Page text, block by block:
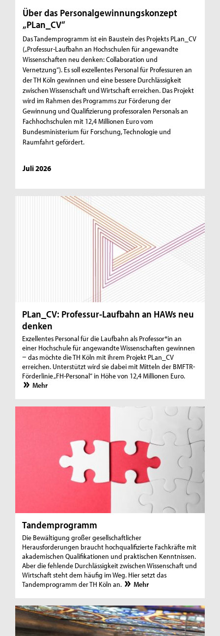
Über das Personalgewinnungskonzept
„PLan_CV“
Das Tandemprogramm ist ein Baustein des Projekts PLan_CV
(„Professur-Laufbahn an Hochschulen für angewandte
Wissenschaften neu denken: Collaboration und
Vernetzung“). Es soll exzellentes Personal für Professuren an
der TH Köln gewinnen und eine bessere Durchlässigkeit
zwischen Wissenschaft und Wirtschaft erreichen. Das Projekt
wird im Rahmen des Programms zur Förderung der
Gewinnung und Qualifizierung professoralen Personals an
Fachhochschulen mit 12,4 Millionen Euro vom
Bundesministerium für Forschung, Technologie und
Raumfahrt gefördert.
Juli 2026
PLan_CV: Professur-Laufbahn an HAWs neu
denken
Exzellentes Personal für die Laufbahn als Professor*in an
einer Hochschule für angewandte Wissenschaften gewinnen
− das möchte die TH Köln mit ihrem Projekt PLan_CV
erreichen. Unterstützt wird sie dabei mit Mitteln der BMFTR-
Förderlinie „FH-Personal“ in Höhe von 12,4 Millionen Euro.
Mehr
Tandemprogramm
Die Bewältigung großer gesellschaftlicher
Herausforderungen braucht hochqualifizierte Fachkräfte mit
akademischen Qualifikationen und praktischen Kenntnissen.
Aber die fehlende Durchlässigkeit zwischen Wissenschaft und
Wirtschaft steht dem häufig im Weg. Hier setzt das
Tandemprogramm der TH Köln an.
Mehr